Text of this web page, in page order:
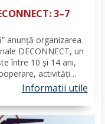
3–7
anunță organizarea
DECONNECT, un
între 10 și 14 ani,
activități
la telefon. O tabără
Informatii utile